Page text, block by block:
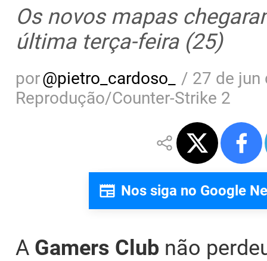
Os novos mapas
última terça-feira (25)
por@pietro_cardoso_ / 27 de jun
Reprodução/Counter-Strike 2
Nos siga no Google
A Gamers Club não